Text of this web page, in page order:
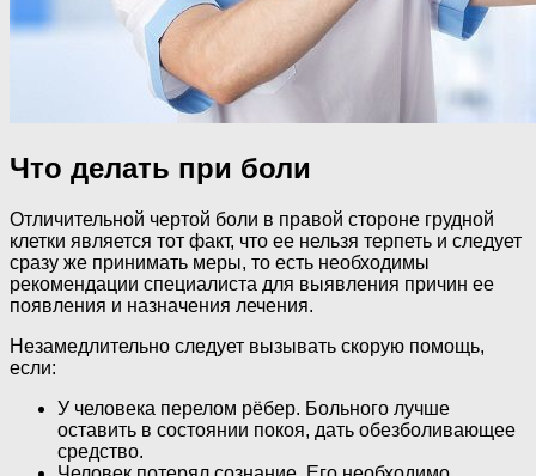
Что делать при боли
Отличительной чертой боли в правой стороне грудной
клетки является тот факт, что ее нельзя терпеть и следует
сразу же принимать меры, то есть необходимы
рекомендации специалиста для выявления причин ее
появления и назначения лечения.
Незамедлительно следует вызывать скорую помощь,
если:
У человека перелом рёбер. Больного лучше
оставить в состоянии покоя, дать обезболивающее
средство.